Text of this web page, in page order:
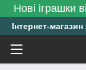
Нові іграшки
Інтернет-